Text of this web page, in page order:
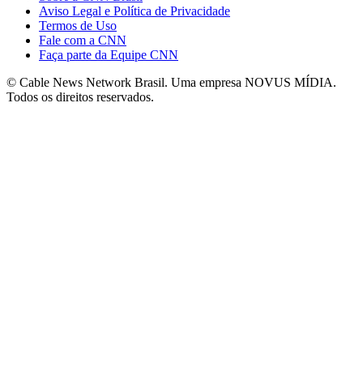
Aviso Legal e Política de Privacidade
Termos de Uso
Fale com a CNN
Faça parte da Equipe CNN
© Cable News Network Brasil. Uma empresa NOVUS MÍDIA.
Todos os direitos reservados.